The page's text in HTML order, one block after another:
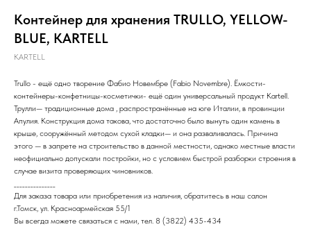
Контейнер для хранения TRULLO, YELLOW-
BLUE, KARTELL
KARTELL
Trullo - ещё одно творение Фабио Новембре (Fabio Novembre). Ёмкости-
контейнеры-конфетницы-косметички- ещё один универсальный продукт Kartell.
Трулли— традиционные дома , распространённые на юге Италии, в провинции
Апулия. Конструкция дома такова, что достаточно было вынуть один камень в
крыше, сооружённый методом сухой кладки— и она разваливалась. Причина
этого — в запрете на строительство в данной местности, однако местные власти
неофициально допускали постройки, но с условием быстрой разборки строения в
случае визита проверяющих чиновников.
Для заказа товара или приобретения из наличия, обратитесь в наш салон
г.Томск, ул. Красноармейская 55/1
Вы всегда можете связаться с нами, тел. 8 (3822) 435-434